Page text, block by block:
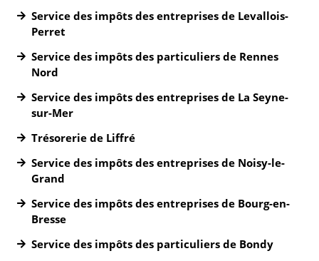
Service des impôts des entreprises de Levallois-
Perret
Service des impôts des particuliers de Rennes
Nord
Service des impôts des entreprises de La Seyne-
sur-Mer
Trésorerie de Liffré
Service des impôts des entreprises de Noisy-le-
Grand
Service des impôts des entreprises de Bourg-en-
Bresse
Service des impôts des particuliers de Bondy